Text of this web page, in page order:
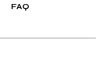
FAQ